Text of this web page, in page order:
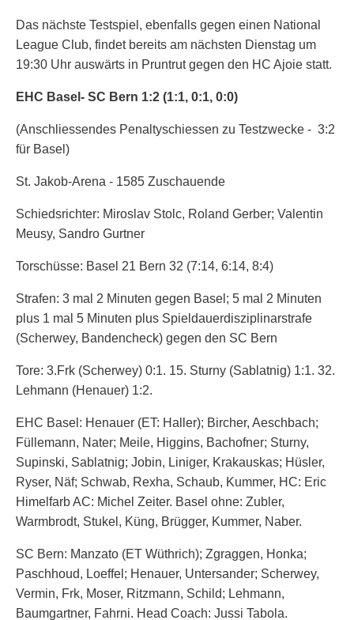
Das nächste Testspiel, ebenfalls gegen einen National
League Club, findet bereits am nächsten Dienstag um
19:30 Uhr auswärts in Pruntrut gegen den HC Ajoie statt.
EHC Basel- SC Bern 1:2 (1:1, 0:1, 0:0)
(Anschliessendes Penaltyschiessen zu Testzwecke - 3:2
für Basel)
St. Jakob-Arena - 1585 Zuschauende
Schiedsrichter: Miroslav Stolc, Roland Gerber; Valentin
Meusy, Sandro Gurtner
Torschüsse: Basel 21 Bern 32 (7:14, 6:14, 8:4)
Strafen: 3 mal 2 Minuten gegen Basel; 5 mal 2 Minuten
plus 1 mal 5 Minuten plus Spieldauerdisziplinarstrafe
(Scherwey, Bandencheck) gegen den SC Bern
Tore: 3.Frk (Scherwey) 0:1. 15. Sturny (Sablatnig) 1:1. 32.
Lehmann (Henauer) 1:2.
EHC Basel: Henauer (ET: Haller); Bircher, Aeschbach;
Füllemann, Nater; Meile, Higgins, Bachofner; Sturny,
Supinski, Sablatnig; Jobin, Liniger, Krakauskas; Hüsler,
Ryser, Näf; Schwab, Rexha, Schaub, Kummer, HC: Eric
Himelfarb AC: Michel Zeiter. Basel ohne: Zubler,
Warmbrodt, Stukel, Küng, Brügger, Kummer, Naber.
SC Bern: Manzato (ET Wüthrich); Zgraggen, Honka;
Paschhoud, Loeffel; Henauer, Untersander; Scherwey,
Vermin, Frk, Moser, Ritzmann, Schild; Lehmann,
Baumgartner, Fahrni. Head Coach: Jussi Tabola.